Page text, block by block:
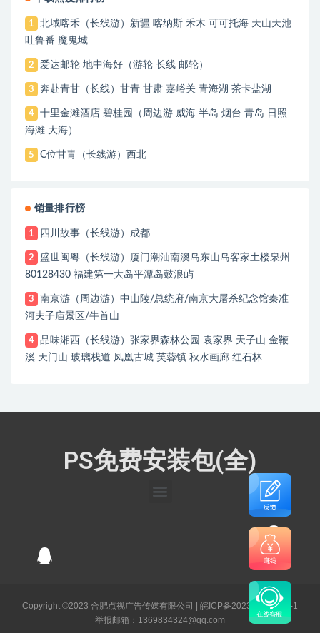
1
北域喀禾（长线游）新疆 喀纳斯 禾木 可可托海 天山天池
吐鲁番 魔鬼城
2 爱达邮轮 地中海好（游轮 长线 邮轮）
3 奔赴青甘（长线）甘青 甘肃 嘉峪关 青海湖 茶卡盐湖
4
十里金滩酒店 碧桂园（周边游 威海 半岛 烟台 青岛 日照
海滩 大海）
5 C位甘青（长线游）西北
销量排行榜
1 四川故事（长线游）成都
2
盛世闽粤（长线游）厦门潮汕南澳岛东山岛客家土楼泉州
80128430 福建第一大岛平潭岛鼓浪屿
3
南京游（周边游）中山陵/总统府/南京大屠杀纪念馆秦准
河夫子庙景区/牛首山
4
品味湘西（长线游）张家界森林公园 袁家界 天子山 金鞭
溪 天门山 玻璃栈道 凤凰古城 芙蓉镇 秋水画廊 红石林
PS免费安装包(全)
Copyright ©2023 合肥点视广告传媒有限公司 | 皖ICP备2023003141号-1
举报邮箱：1369834324@qq.com